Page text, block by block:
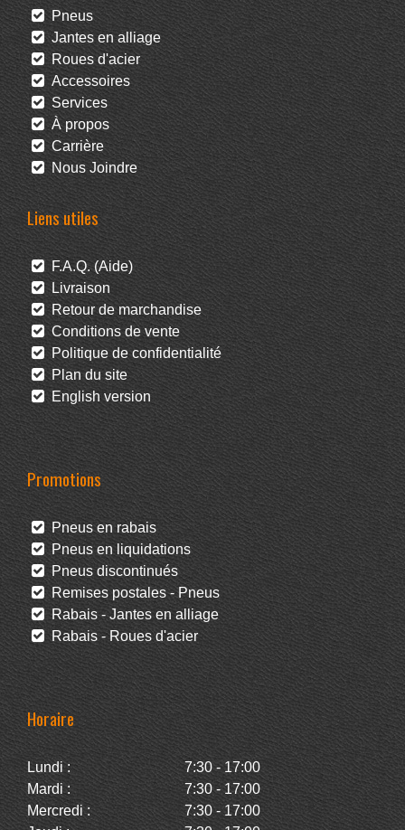
Pneus
Jantes en alliage
Roues d'acier
Accessoires
Services
À propos
Carrière
Nous Joindre
Liens utiles
F.A.Q. (Aide)
Livraison
Retour de marchandise
Conditions de vente
Politique de confidentialité
Plan du site
English version
Promotions
Pneus en rabais
Pneus en liquidations
Pneus discontinués
Remises postales - Pneus
Rabais - Jantes en alliage
Rabais - Roues d'acier
Horaire
Lundi :
7:30 - 17:00
Mardi :
7:30 - 17:00
Mercredi :
7:30 - 17:00